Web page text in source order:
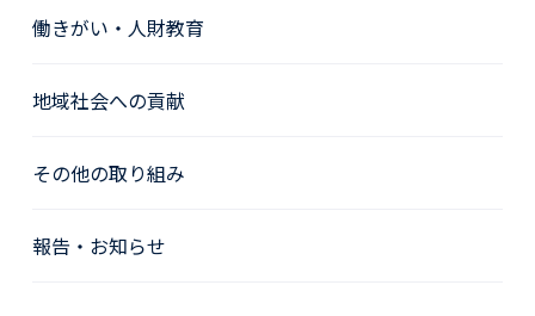
働きがい・人財教育
地域社会への貢献
その他の取り組み
報告・お知らせ